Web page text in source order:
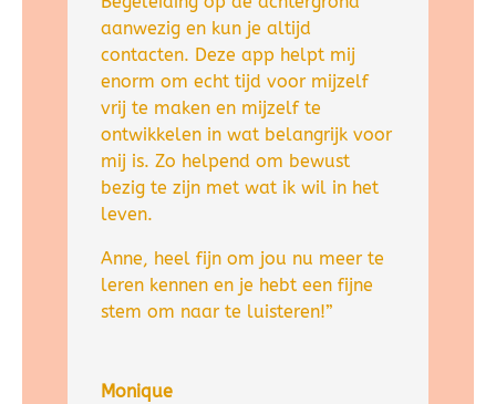
aanwezig en kun je altijd
contacten. Deze app helpt mij
enorm om echt tijd voor mijzelf
vrij te maken en mijzelf te
ontwikkelen in wat belangrijk voor
mij is. Zo helpend om bewust
bezig te zijn met wat ik wil in het
leven.
Anne, heel fijn om jou nu meer te
leren kennen en je hebt een fijne
stem om naar te luisteren!”
Monique